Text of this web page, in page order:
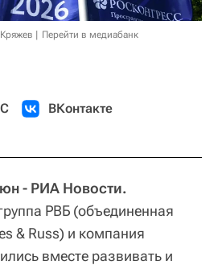
Перейти в медиабанк
ВКонтакте
- РИА Новости.
РВБ (объединенная
& Russ) и компания
вместе развивать и